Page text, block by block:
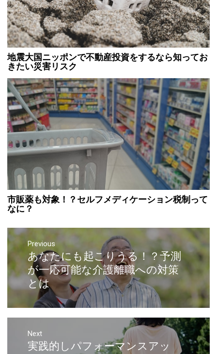
地震大国ニッポンで不動産投資をするなら知ってお
きたい災害リスク
市販薬も対象！？セルフメディケーション税制って
なに？
Previous
あなたにも起こりうる！？予測
が一応可能な介護離職への対策
とは
Next
実践的しパフォーマンスアッ